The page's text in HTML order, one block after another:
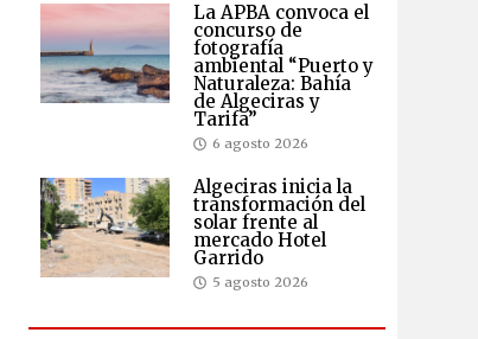
La APBA convoca el
concurso de
fotografía
ambiental “Puerto y
Naturaleza: Bahía
de Algeciras y
Tarifa”
6 agosto 2026
Algeciras inicia la
transformación del
solar frente al
mercado Hotel
Garrido
5 agosto 2026